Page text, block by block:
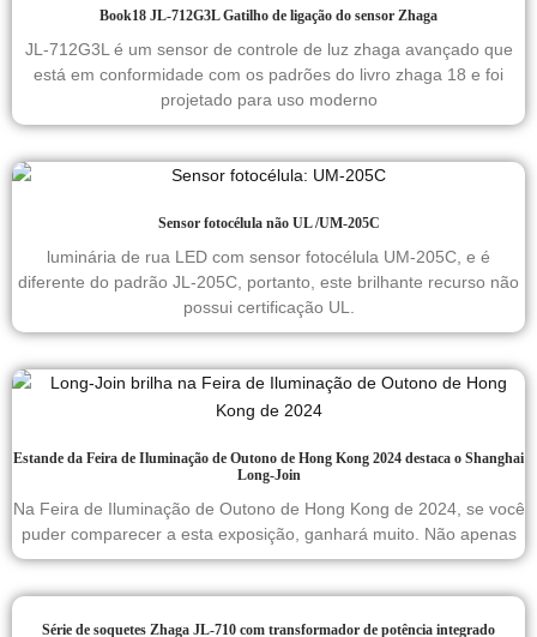
Book18 JL-712G3L Gatilho de ligação do sensor Zhaga
JL-712G3L é um sensor de controle de luz zhaga avançado que
está em conformidade com os padrões do livro zhaga 18 e foi
projetado para uso moderno
Sensor fotocélula não UL /UM-205C
luminária de rua LED com sensor fotocélula UM-205C, e é
diferente do padrão JL-205C, portanto, este brilhante recurso não
possui certificação UL.
Estande da Feira de Iluminação de Outono de Hong Kong 2024 destaca o Shanghai
Long-Join
Na Feira de Iluminação de Outono de Hong Kong de 2024, se você
puder comparecer a esta exposição, ganhará muito. Não apenas
Série de soquetes Zhaga JL-710 com transformador de potência integrado